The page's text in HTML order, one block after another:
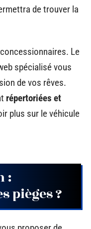
de trouver la
Le
spécialisé vous
de vos rêves.
répertoriées et
plus sur le véhicule
:
pièges ?